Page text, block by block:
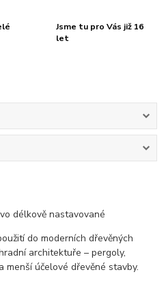
Jsme tu pro Vás již 16
let
délkově nastavované
do moderních dřevěných
architektuře – pergoly,
menší účelové dřevěné stavby.